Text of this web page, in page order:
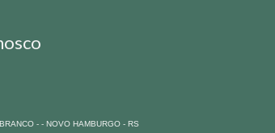
- - NOVO HAMBURGO - RS